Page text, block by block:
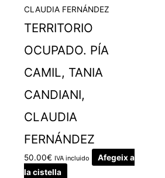
TERRITORIO
OCUPADO. PÍA
CAMIL, TANIA
CANDIANI,
CLAUDIA
FERNÁNDEZ
50.00€ IVA incluido
Afegeix a
la cistella